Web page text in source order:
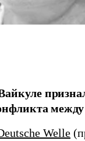
между
Welle